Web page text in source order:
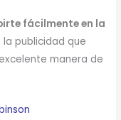
fácilmente en la
publicidad que
manera de